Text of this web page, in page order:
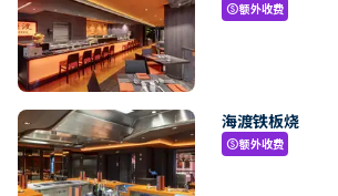
paid额外收费
海渡铁板烧
paid额外收费